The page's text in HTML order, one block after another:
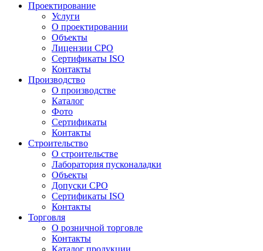
Проектирование
Услуги
О проектировании
Объекты
Лицензии СРО
Сертификаты ISO
Контакты
Производство
О производстве
Каталог
Фото
Сертификаты
Контакты
Строительство
О строительстве
Лаборатория пусконаладки
Объекты
Допуски СРО
Сертификаты ISO
Контакты
Торговля
О розничной торговле
Контакты
Каталог продукции